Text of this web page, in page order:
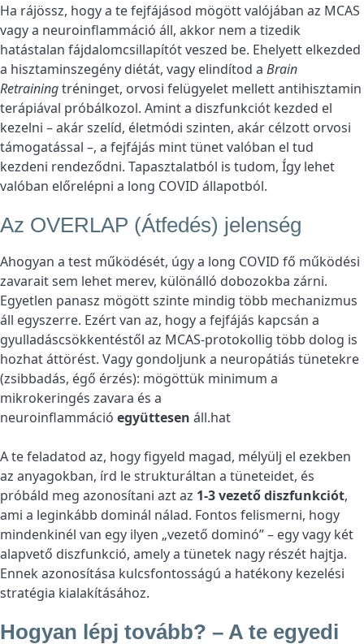
Ha rájössz, hogy a te fejfájásod mögött valójában az MCAS
vagy a neuroinflammáció áll, akkor nem a tizedik
hatástalan fájdalomcsillapítót veszed be. Ehelyett elkezded
a hisztaminszegény diétát, vagy elindítod a Brain
Retrainingtréninget, orvosi felügyelet mellett antihisztamin
terápiával próbálkozol. Amint a diszfunkciót kezded el
kezelni – akár szelíd, életmódi szinten, akár célzott orvosi
támogatással –, a fejfájás mint tünet valóban el tud
kezdeni rendeződni. Tapasztalatból is tudom, Így lehet
valóban előrelépni a long COVID állapotból.
Az OVERLAP (Átfedés) jelenség
Ahogyan a test működését, úgy a long COVID fő működési
zavarait sem lehet merev, különálló dobozokba zárni.
Egyetlen panasz mögött szinte mindig több mechanizmus
áll egyszerre. Ezért van az, hogy a fejfájás kapcsán a
gyulladáscsökkentéstől az MCAS-protokollig több dolog is
hozhat áttörést. Vagy gondoljunk a neuropátiás tünetekre
(zsibbadás, égő érzés): mögöttük minimum a
mikrokeringés zavara és a
neuroinflammáció együttesen áll.hat
A te feladatod az, hogy figyeld magad, mélyülj el ezekben
az anyagokban, írd le strukturáltan a tüneteidet, és
próbáld meg azonosítani azt az 1-3 vezető diszfunkciót,
ami a leginkább dominál nálad. Fontos felismerni, hogy
mindenkinél van egy ilyen „vezető dominó” – egy vagy két
alapvető diszfunkció, amely a tünetek nagy részét hajtja.
Ennek azonosítása kulcsfontosságú a hatékony kezelési
stratégia kialakításához.
Hogyan lépj tovább? – A te egyedi